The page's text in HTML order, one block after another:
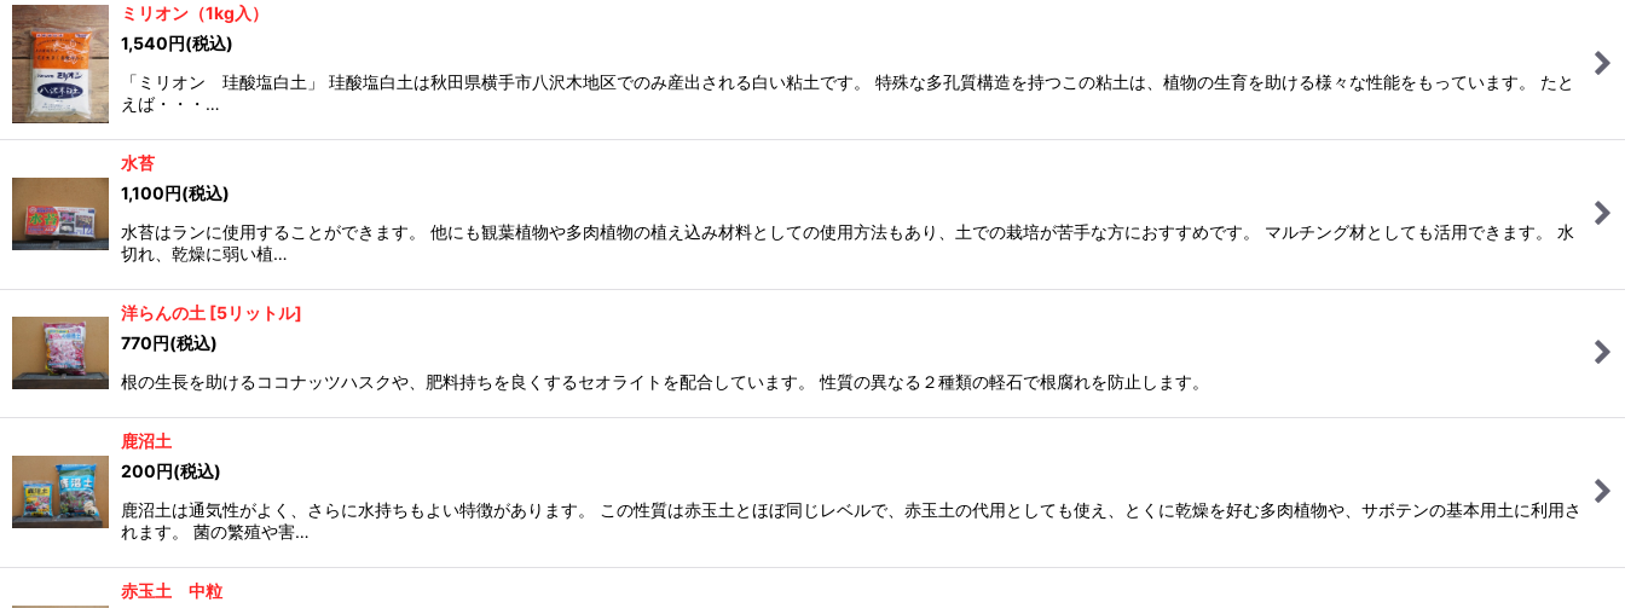
ミリオン（1kg入）
1,540円(税込)
「ミリオン 珪酸塩白土」 珪酸塩白土は秋田県横手市八沢木地区でのみ産出される白い粘土です。 特殊な多孔質構造を持つこの粘土は、植物の生育を助ける様々な性能をもっています。 たと
えば・・・…
水苔
1,100円(税込)
水苔はランに使用することができます。 他にも観葉植物や多肉植物の植え込み材料としての使用方法もあり、土での栽培が苦手な方におすすめです。 マルチング材としても活用できます。 水
切れ、乾燥に弱い植…
洋らんの土 [5リットル]
770円(税込)
根の生長を助けるココナッツハスクや、肥料持ちを良くするセオライトを配合しています。 性質の異なる２種類の軽石で根腐れを防止します。
鹿沼土
200円(税込)
鹿沼土は通気性がよく、さらに水持ちもよい特徴があります。 この性質は赤玉土とほぼ同じレベルで、赤玉土の代用としても使え、とくに乾燥を好む多肉植物や、サボテンの基本用土に利用さ
れます。 菌の繁殖や害…
赤玉土 中粒